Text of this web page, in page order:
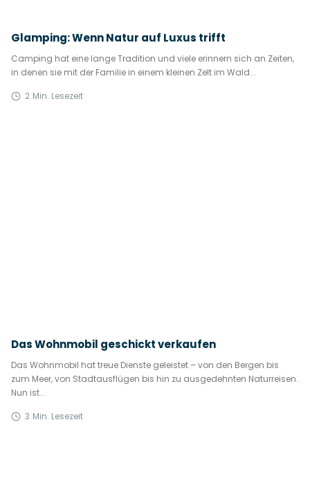
Glamping: Wenn Natur auf Luxus trifft
Camping hat eine lange Tradition und viele erinnern sich an Zeiten,
in denen sie mit der Familie in einem kleinen Zelt im Wald...
2 Min. Lesezeit
Das Wohnmobil geschickt verkaufen
Das Wohnmobil hat treue Dienste geleistet – von den Bergen bis
zum Meer, von Stadtausflügen bis hin zu ausgedehnten Naturreisen.
Nun ist...
3 Min. Lesezeit